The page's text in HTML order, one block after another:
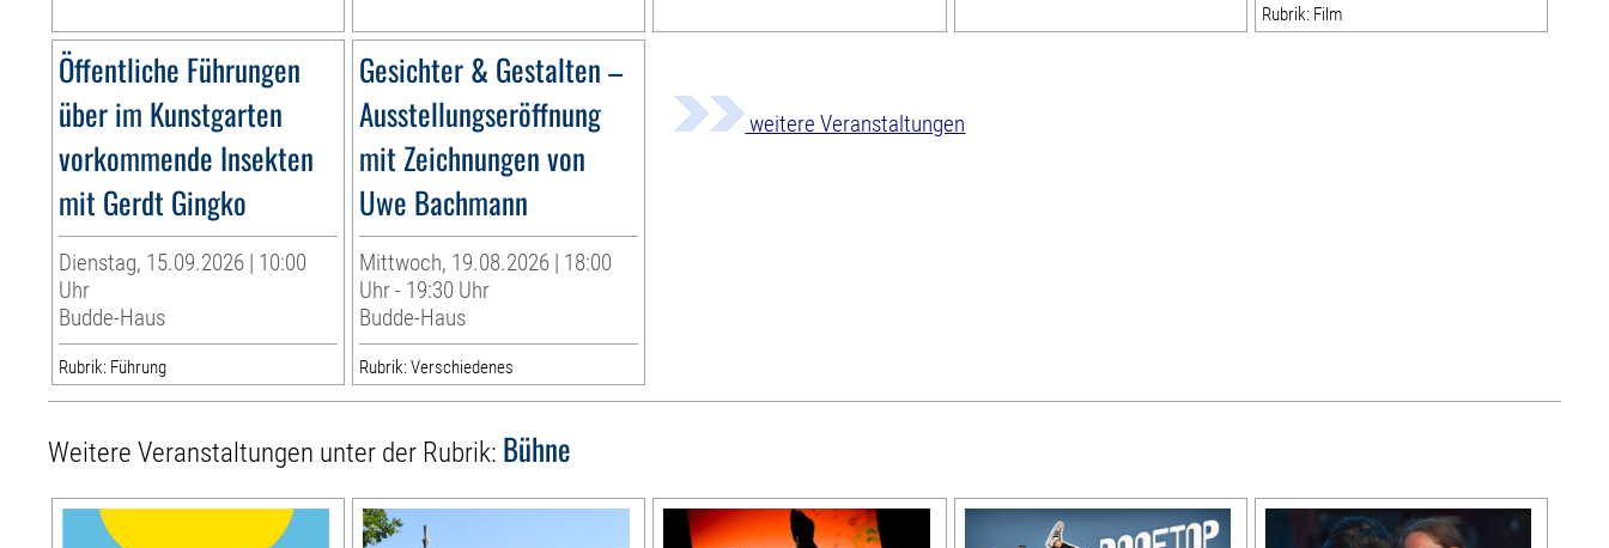
Rubrik: Film
Öffentliche Führungen
über im Kunstgarten
vorkommende Insekten
mit Gerdt Gingko
Dienstag, 15.09.2026 | 10:00
Uhr
Budde-Haus
Rubrik: Führung
Gesichter & Gestalten –
Ausstellungseröffnung
mit Zeichnungen von
Uwe Bachmann
Mittwoch, 19.08.2026 | 18:00
Uhr - 19:30 Uhr
Budde-Haus
Rubrik: Verschiedenes
weitere Veranstaltungen
Weitere Veranstaltungen unter der Rubrik: Bühne